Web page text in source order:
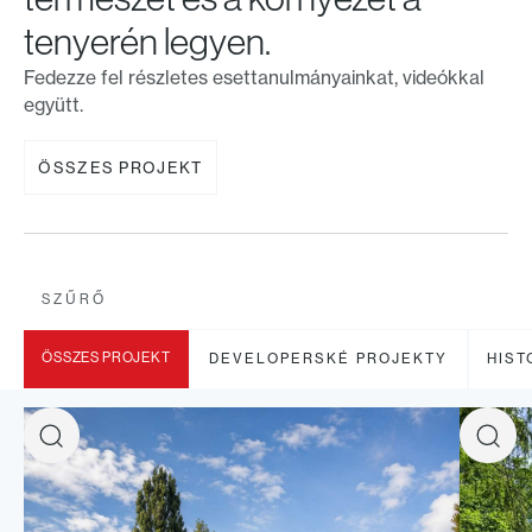
tenyerén legyen.
Fedezze fel részletes esettanulmányainkat, videókkal
együtt.
ÖSSZES PROJEKT
SZŰRŐ
ÖSSZES PROJEKT DEVELOPERSKÉ PROJEKTY